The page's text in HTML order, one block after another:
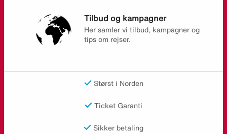
Tilbud og kampagner
Her samler vi tilbud, kampagner og
tips om rejser.
Størst i Norden
Ticket Garanti
Sikker betaling